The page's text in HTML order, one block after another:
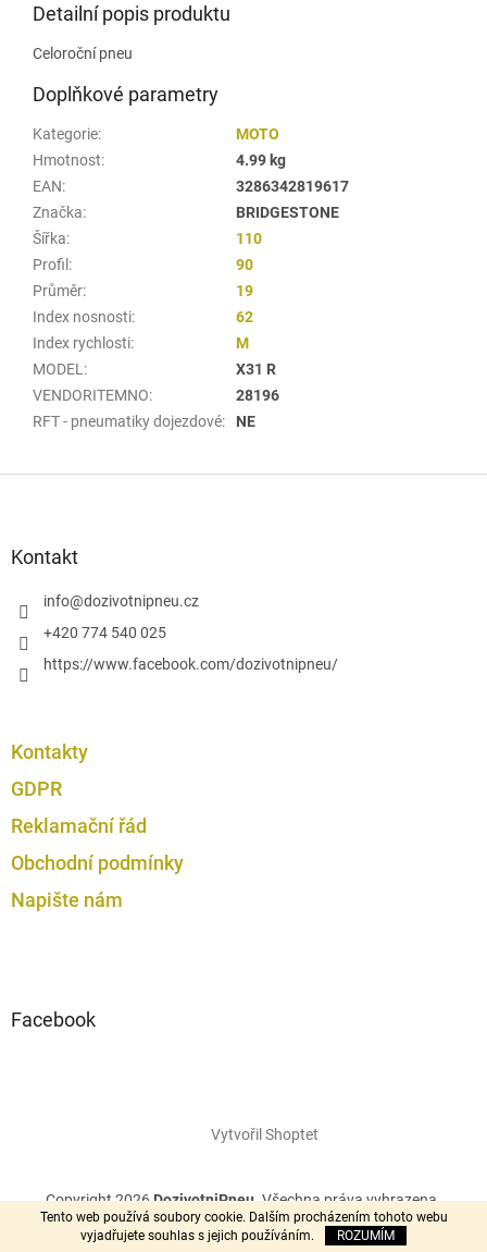
Tento web používá soubory cookie. Dalším procházením tohoto webu
vyjadřujete souhlas s jejich používáním.
ROZUMÍM
Detailní popis produktu
Celoroční pneu
Doplňkové parametry
Kategorie:
MOTO
Hmotnost:
4.99 kg
EAN:
3286342819617
Značka:
BRIDGESTONE
Šířka:
110
Profil :
90
Průměr:
19
Index nosnosti:
62
Index rychlosti:
M
MODEL :
X31 R
VENDORITEMNO:
28196
RFT - pneumatiky dojezdové: NE
Kontakt
info@dozivotnipneu.cz
+420 774 540 025
https://www.facebook.com/dozivotnipneu/
Kontakty
GDPR
Reklamační řád
Obchodní podmínky
Napište nám
Facebook
Vytvořil Shoptet
Copyright 2026DozivotniPneu. Všechna práva vyhrazena.